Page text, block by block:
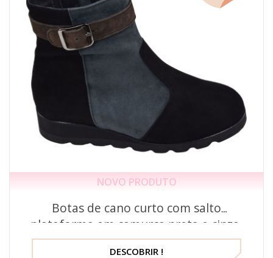
NOVO PRODUTO
Botas de cano curto com salto
plataforma em camurça preta e cinza,
modelo 2479, Mella Italy.
DESCOBRIR !